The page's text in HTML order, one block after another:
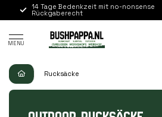
14 Tage Bedenkzeit mit no-nonsense
Rückgaberecht
MENU
Rucksäcke